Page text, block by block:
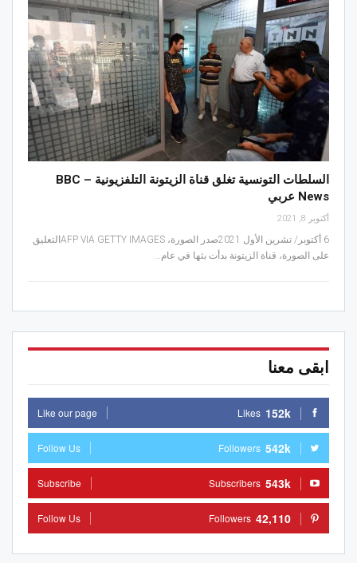
السلطات التونسية تغلق قناة الزيتونة التلفزيونية – BBC
News عربي
أكتوبر 8, 2021
6 أكتوبر/ تشرين الأول 2021صدر الصورة، AFP VIA GETTY IMAGESالتعليق
على الصورة، قناة الزيتونة بدأت بثها في عام…
ابقى معنا
152k
Likes
Like our page
542k
Followers
Follow Us
543k
Subscribers
Subscribe
42,110
Followers
Follow Us